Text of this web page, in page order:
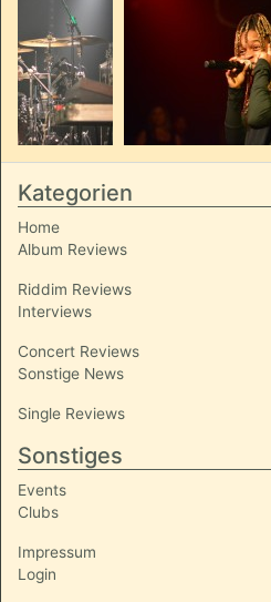
Kategorien
Home
Album Reviews
Riddim Reviews
Interviews
Concert Reviews
Sonstige News
Single Reviews
Sonstiges
Events
Clubs
Impressum
Login